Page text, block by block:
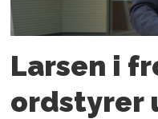
Larsen i
ordstyrer